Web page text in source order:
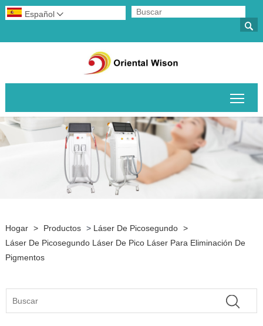

Español 
Hogar > Productos > Láser De Picosegundo >
Láser De Picosegundo Láser De Pico Láser Para Eliminación De
Pigmentos